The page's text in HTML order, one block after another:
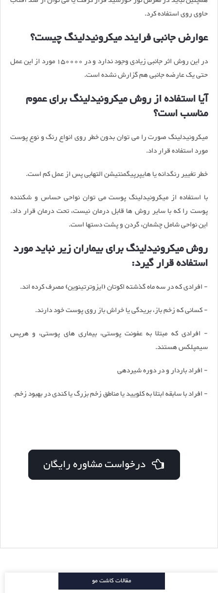
حاوی روی استفاده کرد.
عوارض جانبی فرایند میکرونیدلینگ چیست؟
در این روش اثر جانبی زیادی وجود ندارد و در 150000 مورد از این عمل
حتی یک عارضه جانبی هم گزارش نشده است.
آیا استفاده از روش میکرونیدلینگ برای عموم
مناسب است؟
میکرونیدلینگ صورت را می توان بدون خطر روی انواع رنگ و نوع پوست
مورد استفاده قرار داد.
خطر تغییر رنگدانه یا هایپرپیگمنتیشن التهابی پس از عمل کم است.
با استفاده از میکرونیدلینگ پوست می توان نواحی حساس و شکننده
پوست را که با سایر روش ها قابل درمان نیست، تحت درمان قرار داد.
این نواحی شامل چشمان، گردن و پشت دستها است.
روش میکرونیدلینگ برای بیماران زیر نباید مورد
استفاده قرار گیرد:
- افرادی که در سه ماه گذشته اکوتان (ایزوترتینوین) مصرف کرده اند.
- کسانی که زخم باز، بریدگی یا خراش باز روی پوست خود دارند.
- افرادی که مبتلا به عفونت پوستی، بیماری های پوستی، و هرپس
سیمپلکس هستند.
- افراد باردار و در دوره شیردهی
- افراد با سابقه ابتلا به کلویید یا مناطق زخم بزرگ یا کندی در بهبود زخم.
درخواست مشاوره رایگان
مقالات کاشت مو